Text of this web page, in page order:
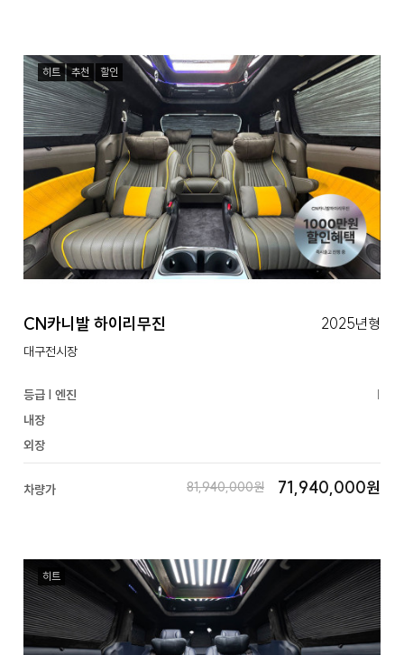
히트 추천 할인
CN카니발 하이리무진 2025년형
대구전시장
등급 | 엔진
|
내장
외장
차량가 81,940,000원 71,940,000원
히트